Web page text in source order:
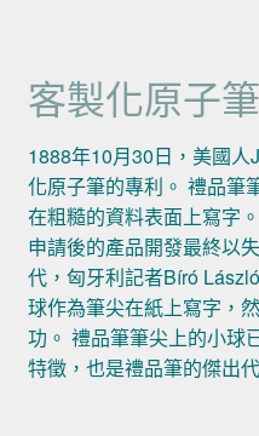
客製化原子筆
1888年10月30日，美國
化原子筆的專利。 禮品筆
在粗糙的資料表面上寫字
申請後的產品開發最終以
代，匈牙利記者Bíró
球作為筆尖在紙上寫字，
功。 禮品筆筆尖上的小球
特徵，也是禮品筆的傑出